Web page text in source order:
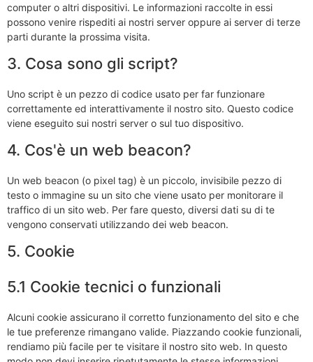
computer o altri dispositivi. Le informazioni raccolte in essi
possono venire rispediti ai nostri server oppure ai server di terze
parti durante la prossima visita.
3. Cosa sono gli script?
Uno script è un pezzo di codice usato per far funzionare
correttamente ed interattivamente il nostro sito. Questo codice
viene eseguito sui nostri server o sul tuo dispositivo.
4. Cos'è un web beacon?
Un web beacon (o pixel tag) è un piccolo, invisibile pezzo di
testo o immagine su un sito che viene usato per monitorare il
traffico di un sito web. Per fare questo, diversi dati su di te
vengono conservati utilizzando dei web beacon.
5. Cookie
5.1 Cookie tecnici o funzionali
Alcuni cookie assicurano il corretto funzionamento del sito e che
le tue preferenze rimangano valide. Piazzando cookie funzionali,
rendiamo più facile per te visitare il nostro sito web. In questo